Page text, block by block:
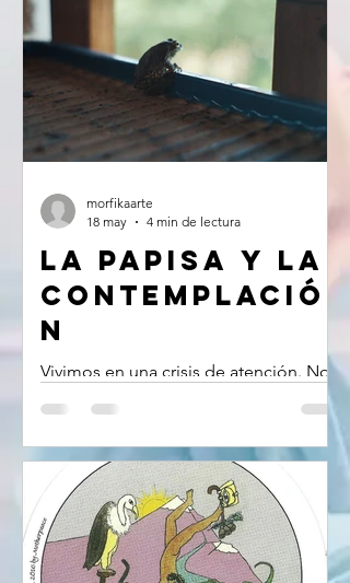
La papisa y la
contemplació
n
Vivimos en una crisis de atención. No
hacer nada se ha vuelto revolucionario.
nosotros) callamos. Para mirarnos
dentro, para sembrarse de nuevo, para
más fuertes hacernos, para que el
corazón y la palabra encontraran
nuevos lugares para hacerse. Para esto
morfikaarte
18 may
4 min de lectura